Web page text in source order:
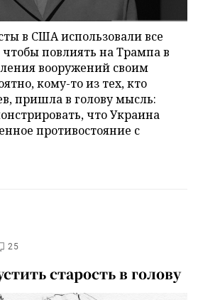
в США использовали все
повлиять на Трампа в
вооружений своим
кому-то из тех, кто
пришла в голову мысль:
что Украина
противостояние с
25
старость в голову